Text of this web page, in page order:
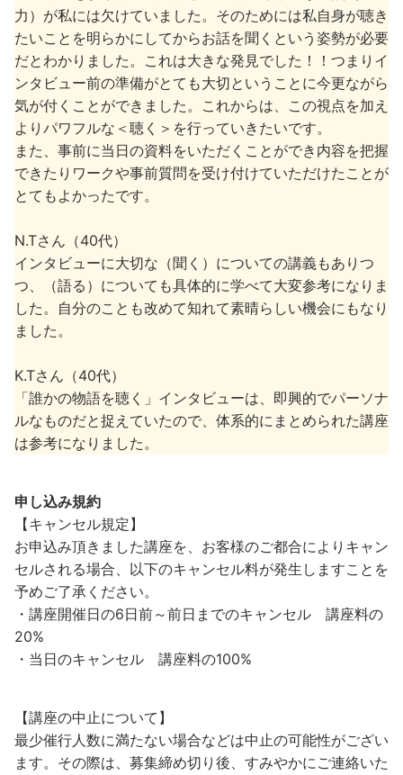
力）が私には欠けていました。そのためには私自身が聴き
たいことを明らかにしてからお話を聞くという姿勢が必要
だとわかりました。これは大きな発見でした！！つまりイ
ンタビュー前の準備がとても大切ということに今更ながら
気が付くことができました。これからは、この視点を加え
よりパワフルな＜聴く＞を行っていきたいです。
また、事前に当日の資料をいただくことができ内容を把握
できたりワークや事前質問を受け付けていただけたことが
とてもよかったです。
N.Tさん（40代）
インタビューに大切な（聞く）についての講義もありつ
つ、（語る）についても具体的に学べて大変参考になりま
した。自分のことも改めて知れて素晴らしい機会にもなり
ました。
K.Tさん（40代）
「誰かの物語を聴く」インタビューは、即興的でパーソナ
ルなものだと捉えていたので、体系的にまとめられた講座
は参考になりました。
申し込み規約
【キャンセル規定】
お申込み頂きました講座を、お客様のご都合によりキャン
セルされる場合、以下のキャンセル料が発生しますことを
予めご了承ください。
・講座開催日の6日前～前日までのキャンセル 講座料の
20%
・当日のキャンセル 講座料の100%
【講座の中止について】
最少催行人数に満たない場合などは中止の可能性がござい
ます。その際は、募集締め切り後、すみやかにご連絡いた